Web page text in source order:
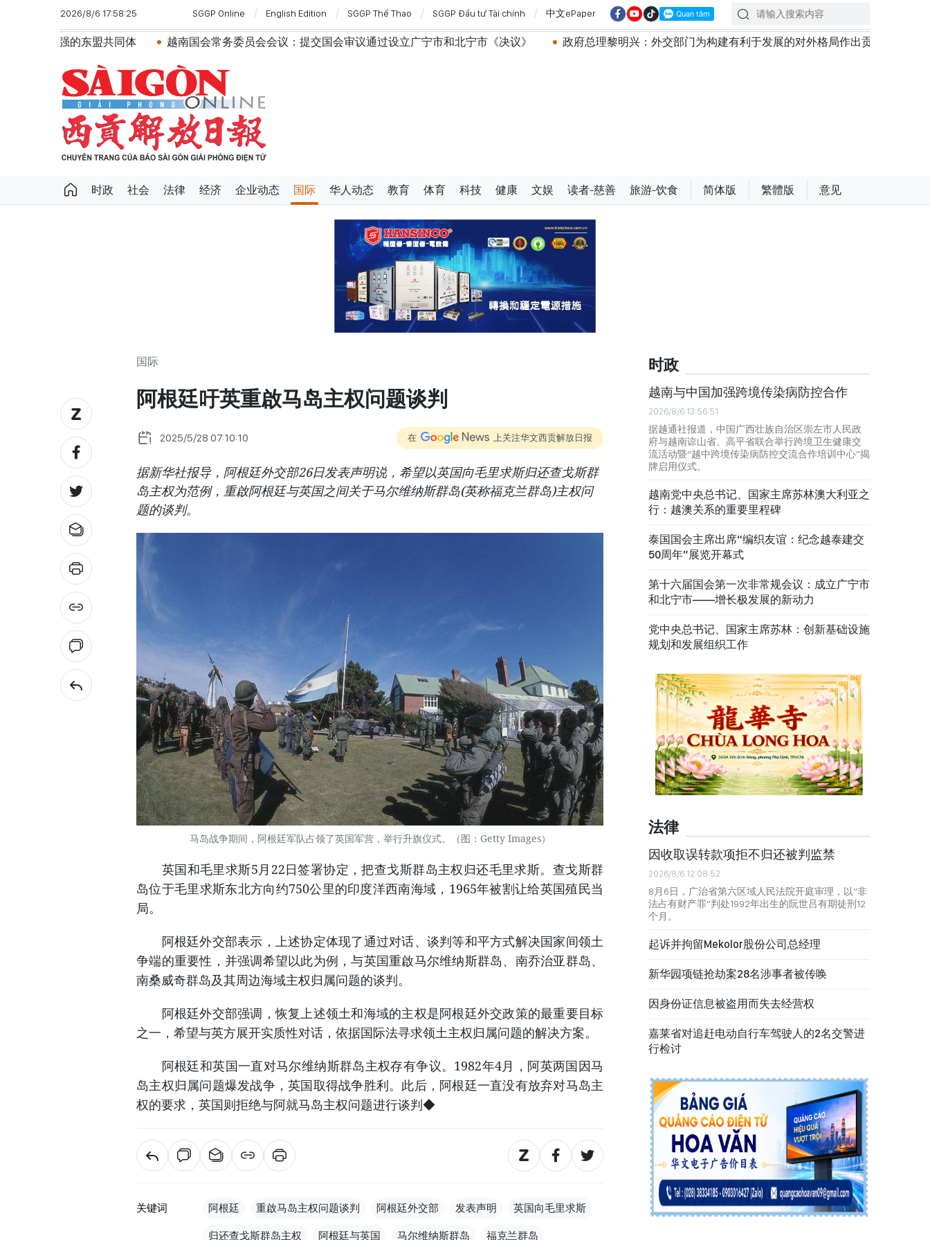
2026/8/6 17:58:25 SGGP Online English Edition SGGP Thể Thao SGGP Đầu tư Tài chính 中文ePaper
越南国会常务委员会会议：提交国会审议通过设立广宁市和北宁市《决议》 政府总理黎明兴：外交部门为构建有利于发展的对外格局作出贡献 越南第十六届国会第一次
时政 社会 法律 经济 企业动态 国际 华人动态 教育 体育 科技 健康 文娱 读者-慈善 旅游-饮食 简体版 繁體版 意见
国际
阿根廷吁英重啟马岛主权问题谈判
2025/5/28 07:10:10 在 上关注华文西贡解放日报
据新华社报导，阿根廷外交部26日发表声明说，希望以英国向毛里求斯归还查戈斯群
岛主权为范例，重啟阿根廷与英国之间关于马尔维纳斯群岛(英称福克兰群岛)主权问
题的谈判。
马岛战争期间，阿根廷军队占领了英国军营，举行升旗仪式。（图：Getty Images）
英国和毛里求斯5月22日签署协定，把查戈斯群岛主权归还毛里求斯。查戈斯群
岛位于毛里求斯东北方向约750公里的印度洋西南海域，1965年被割让给英国殖民当
局。
阿根廷外交部表示，上述协定体现了通过对话、谈判等和平方式解决国家间领土
争端的重要性，并强调希望以此为例，与英国重啟马尔维纳斯群岛、南乔治亚群岛、
南桑威奇群岛及其周边海域主权归属问题的谈判。
阿根廷外交部强调，恢复上述领土和海域的主权是阿根廷外交政策的最重要目标
之一，希望与英方展开实质性对话，依据国际法寻求领土主权归属问题的解决方案。
阿根廷和英国一直对马尔维纳斯群岛主权存有争议。1982年4月，阿英两国因马
岛主权归属问题爆发战争，英国取得战争胜利。此后，阿根廷一直没有放弃对马岛主
权的要求，英国则拒绝与阿就马岛主权问题进行谈判◆
关键词 阿根廷 重啟马岛主权问题谈判 阿根廷外交部 发表声明 英国向毛里求斯
归还查戈斯群岛主权 阿根廷与英国 马尔维纳斯群岛 福克兰群岛
时政
越南与中国加强跨境传染病防控合作
2026/8/6 13:56:51
据越通社报道，中国广西壮族自治区崇左市人民政
府与越南谅山省、高平省联合举行跨境卫生健康交
流活动暨“越中跨境传染病防控交流合作培训中心”揭
牌启用仪式。
越南党中央总书记、国家主席苏林澳大利亚之
行：越澳关系的重要里程碑
泰国国会主席出席“编织友谊：纪念越泰建交
50周年”展览开幕式
第十六届国会第一次非常规会议：成立广宁市
和北宁市——增长极发展的新动力
党中央总书记、国家主席苏林：创新基础设施
规划和发展组织工作
法律
因收取误转款项拒不归还被判监禁
2026/8/6 12:08:52
8月6日，广治省第六区域人民法院开庭审理，以“非
法占有财产罪”判处1992年出生的阮世吕有期徒刑12
个月。
起诉并拘留Mekolor股份公司总经理
新华园项链抢劫案28名涉事者被传唤
因身份证信息被盗用而失去经营权
嘉莱省对追赶电动自行车驾驶人的2名交警进
行检讨